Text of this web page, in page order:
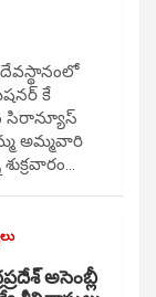
కే
సిరాన్యూస్
అమ్మవారి
అసెంబ్లీ